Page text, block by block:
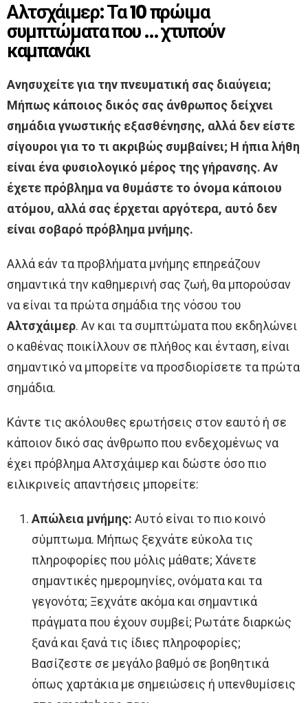
Αλτσχάιμερ: Τα 10 πρώιμα
συμπτώματα που … χτυπούν
καμπανάκι
Ανησυχείτε για την πνευματική σας διαύγεια;
Μήπως κάποιος δικός σας άνθρωπος δείχνει
σημάδια γνωστικής εξασθένησης, αλλά δεν είστε
σίγουροι για το τι ακριβώς συμβαίνει; Η ήπια λήθη
είναι ένα φυσιολογικό μέρος της γήρανσης. Αν
έχετε πρόβλημα να θυμάστε το όνομα κάποιου
ατόμου, αλλά σας έρχεται αργότερα, αυτό δεν
είναι σοβαρό πρόβλημα μνήμης.
Αλλά εάν τα προβλήματα μνήμης επηρεάζουν
σημαντικά την καθημερινή σας ζωή, θα μπορούσαν
να είναι τα πρώτα σημάδια της νόσου του
Αλτσχάιμερ. Αν και τα συμπτώματα που εκδηλώνει
ο καθένας ποικίλλουν σε πλήθος και ένταση, είναι
σημαντικό να μπορείτε να προσδιορίσετε τα πρώτα
σημάδια.
Κάντε τις ακόλουθες ερωτήσεις στον εαυτό ή σε
κάποιον δικό σας άνθρωπο που ενδεχομένως να
έχει πρόβλημα Αλτσχάιμερ και δώστε όσο πιο
ειλικρινείς απαντήσεις μπορείτε:
Απώλεια μνήμης: Αυτό είναι το πιο κοινό
σύμπτωμα. Μήπως ξεχνάτε εύκολα τις
πληροφορίες που μόλις μάθατε; Χάνετε
σημαντικές ημερομηνίες, ονόματα και τα
γεγονότα; Ξεχνάτε ακόμα και σημαντικά
πράγματα που έχουν συμβεί; Ρωτάτε διαρκώς
ξανά και ξανά τις ίδιες πληροφορίες;
Βασίζεστε σε μεγάλο βαθμό σε βοηθητικά
όπως χαρτάκια με σημειώσεις ή υπενθυμίσεις